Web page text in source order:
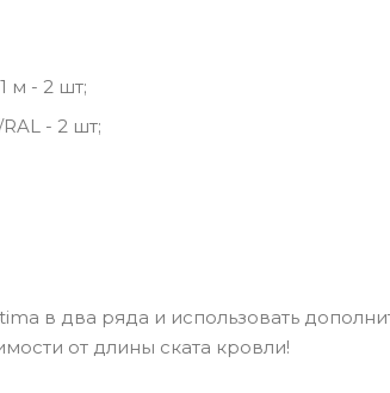
м - 2 шт;
- 2 шт;
в два ряда и использовать
от длины ската кровли!